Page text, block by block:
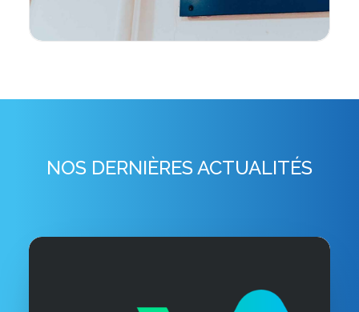
NOS DERNIÈRES ACTUALITÉS